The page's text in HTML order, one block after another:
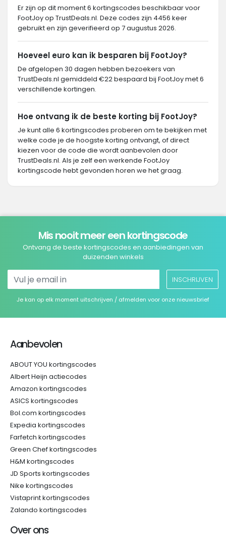
Er zijn op dit moment 6 kortingscodes beschikbaar voor
FootJoy op TrustDeals.nl. Deze codes zijn 4456 keer
gebruikt en zijn geverifieerd op 7 augustus 2026.
Hoeveel euro kan ik besparen bij FootJoy?
De afgelopen 30 dagen hebben bezoekers van
TrustDeals.nl gemiddeld €22 bespaard bij FootJoy met 6
verschillende kortingen.
Hoe ontvang ik de beste korting bij FootJoy?
Je kunt alle 6 kortingscodes proberen om te bekijken met
welke code je de hoogste korting ontvangt, of direct
kiezen voor de code die wordt aanbevolen door
TrustDeals.nl. Als je zelf een werkende FootJoy
kortingscode hebt gevonden horen we het graag.
Mis nooit meer een kortingscode
Ontvang de beste kortingscodes en aanbiedingen van
duizenden winkels
INSCHRIJVEN
Je kan op elk moment uitschrijven / afmelden voor onze nieuwsbrief
Aanbevolen
ABOUT YOU kortingscodes
Albert Heijn actiecodes
Amazon kortingscodes
ASICS kortingscodes
Bol.com kortingscodes
Expedia kortingscodes
Farfetch kortingscodes
Green Chef kortingscodes
H&M kortingscodes
JD Sports kortingscodes
Nike kortingscodes
Vistaprint kortingscodes
Zalando kortingscodes
Over ons